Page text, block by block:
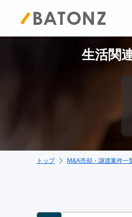
生活関
トップ M&A売却・譲渡案件一